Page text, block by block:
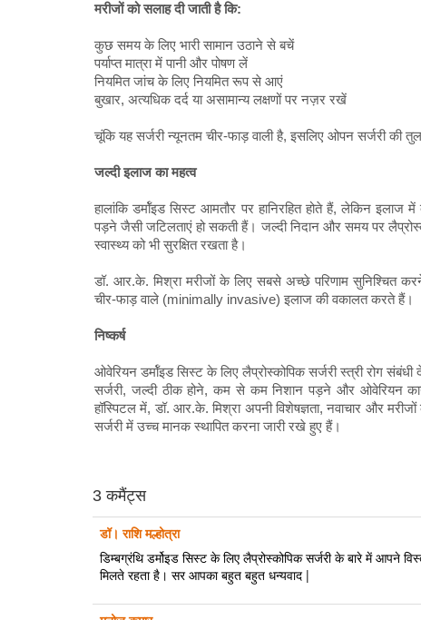
मरीजों को सलाह दी जाती है कि:
कुछ समय के लिए भारी सामान उठाने से बचें
पर्याप्त मात्रा में पानी और पोषण लें
नियमित जांच के लिए नियमित रूप से आएं
बुखार, अत्यधिक दर्द या असामान्य लक्षणों पर नज़र रखें
चूंकि यह सर्जरी न्यूनतम चीर-फाड़ वाली है, इसलिए ओपन सर्जरी की
जल्दी इलाज का महत्व
हालांकि डर्मॉइड सिस्ट आमतौर पर हानिरहित होते हैं, लेकिन
पड़ने जैसी जटिलताएं हो सकती हैं। जल्दी निदान और समय पर
स्वास्थ्य को भी सुरक्षित रखता है।
डॉ. आर.के. मिश्रा मरीजों के लिए सबसे अच्छे परिणाम
चीर-फाड़ वाले (minimally invasive) इलाज की वकालत करते हैं।
निष्कर्ष
ओवेरियन डर्मॉइड सिस्ट के लिए लैप्रोस्कोपिक सर्जरी स्त्री रोग
सर्जरी, जल्दी ठीक होने, कम से कम निशान पड़ने और ओवेरियन
हॉस्पिटल में, डॉ. आर.के. मिश्रा अपनी विशेषज्ञता, नवाचार और
सर्जरी में उच्च मानक स्थापित करना जारी रखे हुए हैं।
3 कमैंट्स
डॉ। राशि मल्होत्रा
डिम्बग्रंथि डर्मोइड सिस्ट के लिए लैप्रोस्कोपिक सर्जरी के बारे में
मिलते रहता है। सर आपका बहुत बहुत धन्यवाद |